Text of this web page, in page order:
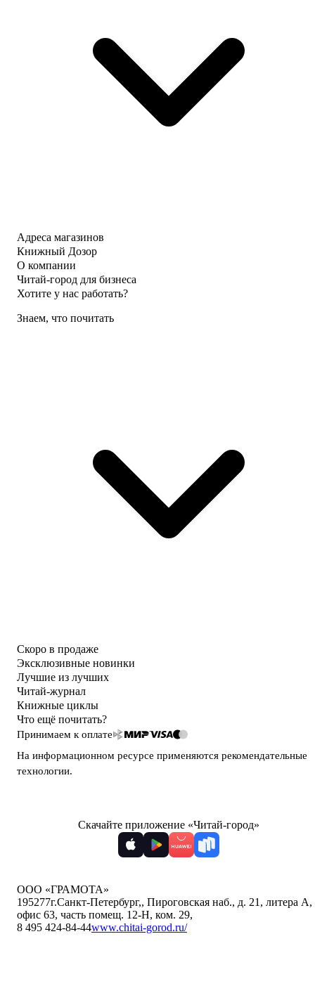
Адреса магазинов
Книжный Дозор
О компании
Читай-город для бизнеса
Хотите у нас работать?
Знаем, что почитать
Скоро в продаже
Эксклюзивные новинки
Лучшие из лучших
Читай-журнал
Книжные циклы
Что ещё почитать?
Принимаем к оплате
На информационном ресурсе применяются рекомендательные
технологии.
Скачайте приложение «Читай-город»
ООО «ГРАМОТА»
195277г.Санкт-Петербург,, Пироговская наб., д. 21, литера А,
офис 63, часть помещ. 12-Н, ком. 29,
8 495 424-84-44www.chitai-gorod.ru/